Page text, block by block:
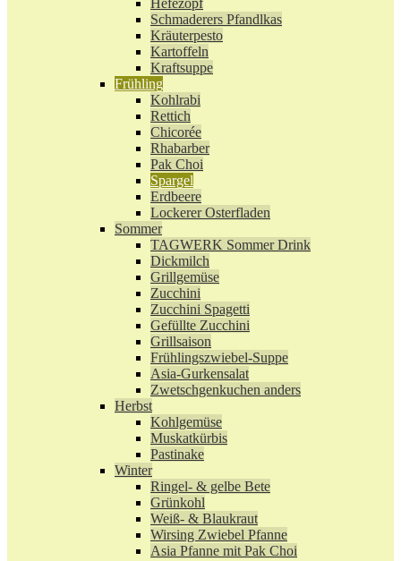
Hefezopf
Schmaderers Pfandlkas
Kräuterpesto
Kartoffeln
Kraftsuppe
Frühling
Kohlrabi
Rettich
Chicorée
Rhabarber
Pak Choi
Spargel
Erdbeere
Lockerer Osterfladen
Sommer
TAGWERK Sommer Drink
Dickmilch
Grillgemüse
Zucchini
Zucchini Spagetti
Gefüllte Zucchini
Grillsaison
Frühlingszwiebel-Suppe
Asia-Gurkensalat
Zwetschgenkuchen anders
Herbst
Kohlgemüse
Muskatkürbis
Pastinake
Winter
Ringel- & gelbe Bete
Grünkohl
Weiß- & Blaukraut
Wirsing Zwiebel Pfanne
Asia Pfanne mit Pak Choi